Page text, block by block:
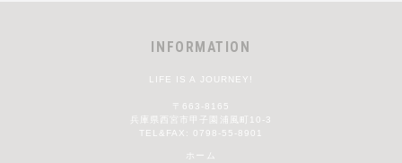
INFORMATION
LIFE IS A JOURNEY!
〒663-8165
兵庫県西宮市甲子園浦風町10-3
TEL&FAX: 0798-55-8901
ホーム